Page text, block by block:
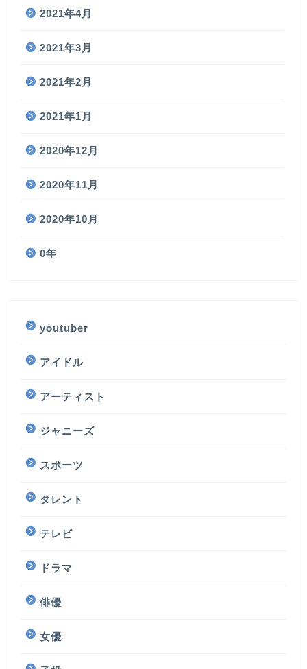
2021年4月
2021年3月
2021年2月
2021年1月
2020年12月
2020年11月
2020年10月
0年
youtuber
アイドル
アーティスト
ジャニーズ
スポーツ
タレント
テレビ
ドラマ
俳優
女優